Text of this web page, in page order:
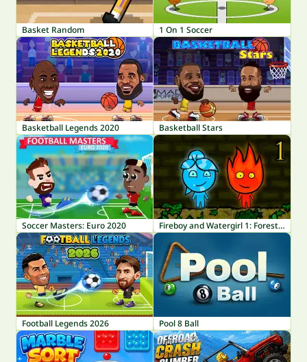
Basket Random 1 On 1 Soccer
Basketball Legends 2020 Basketball Stars
Soccer Masters: Euro 2020 Fireboy and Watergirl 1: Forest Temple
Football Legends 2026 Pool 8 Ball